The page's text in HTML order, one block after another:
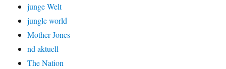
junge Welt
jungle world
Mother Jones
nd aktuell
The Nation